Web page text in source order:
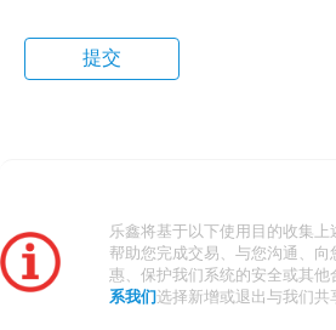
乐鑫将基于以下使用目的收集
帮助您完成交易、与您沟通、
惠、保护我们系统的安全或其
系我们 选择新增或退出与我们共